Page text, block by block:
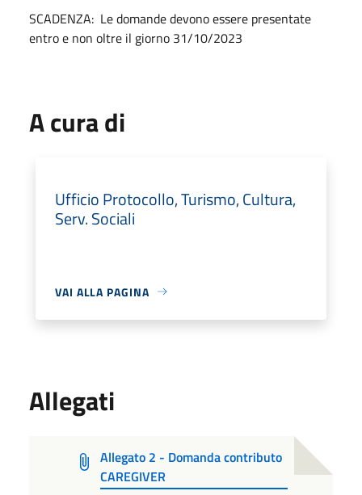
SCADENZA: Le domande devono essere presentate
entro e non oltre il giorno 31/10/2023
A cura di
Ufficio Protocollo, Turismo, Cultura,
Serv. Sociali
VAI ALLA PAGINA
Allegati
Allegato 2 - Domanda contributo
CAREGIVER